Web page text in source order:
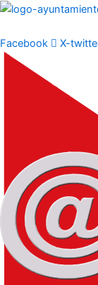
Ir
contenido
Facebook X-